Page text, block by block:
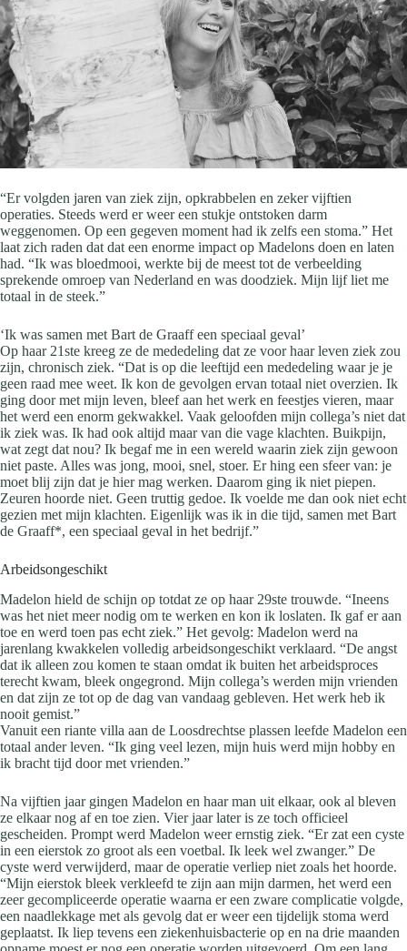
“Er volgden jaren van ziek zijn, opkrabbelen en zeker vijftien
operaties. Steeds werd er weer een stukje ontstoken darm
weggenomen. Op een gegeven moment had ik zelfs een stoma.” Het
laat zich raden dat dat een enorme impact op Madelons doen en laten
had. “Ik was bloedmooi, werkte bij de meest tot de verbeelding
sprekende omroep van Nederland en was doodziek. Mijn lijf liet me
totaal in de steek.”
‘Ik was samen met Bart de Graaff een speciaal geval’
Op haar 21ste kreeg ze de mededeling dat ze voor haar leven ziek zou
zijn, chronisch ziek. “Dat is op die leeftijd een mededeling waar je je
geen raad mee weet. Ik kon de gevolgen ervan totaal niet overzien. Ik
ging door met mijn leven, bleef aan het werk en feestjes vieren, maar
het werd een enorm gekwakkel. Vaak geloofden mijn collega’s niet dat
ik ziek was. Ik had ook altijd maar van die vage klachten. Buikpijn,
wat zegt dat nou? Ik begaf me in een wereld waarin ziek zijn gewoon
niet paste. Alles was jong, mooi, snel, stoer. Er hing een sfeer van: je
moet blij zijn dat je hier mag werken. Daarom ging ik niet piepen.
Zeuren hoorde niet. Geen truttig gedoe. Ik voelde me dan ook niet echt
gezien met mijn klachten. Eigenlijk was ik in die tijd, samen met Bart
de Graaff*, een speciaal geval in het bedrijf.”
Arbeidsongeschikt
Madelon hield de schijn op totdat ze op haar 29ste trouwde. “Ineens
was het niet meer nodig om te werken en kon ik loslaten. Ik gaf er aan
toe en werd toen pas echt ziek.” Het gevolg: Madelon werd na
jarenlang kwakkelen volledig arbeidsongeschikt verklaard. “De angst
dat ik alleen zou komen te staan omdat ik buiten het arbeidsproces
terecht kwam, bleek ongegrond. Mijn collega’s werden mijn vrienden
en dat zijn ze tot op de dag van vandaag gebleven. Het werk heb ik
nooit gemist.”
Vanuit een riante villa aan de Loosdrechtse plassen leefde Madelon een
totaal ander leven. “Ik ging veel lezen, mijn huis werd mijn hobby en
ik bracht tijd door met vrienden.”
Na vijftien jaar gingen Madelon en haar man uit elkaar, ook al bleven
ze elkaar nog af en toe zien. Vier jaar later is ze toch officieel
gescheiden. Prompt werd Madelon weer ernstig ziek. “Er zat een cyste
in een eierstok zo groot als een voetbal. Ik leek wel zwanger.” De
cyste werd verwijderd, maar de operatie verliep niet zoals het hoorde.
“Mijn eierstok bleek verkleefd te zijn aan mijn darmen, het werd een
zeer gecompliceerde operatie waarna er een zware complicatie volgde,
een naadlekkage met als gevolg dat er weer een tijdelijk stoma werd
geplaatst. Ik liep tevens een ziekenhuisbacterie op en na drie maanden